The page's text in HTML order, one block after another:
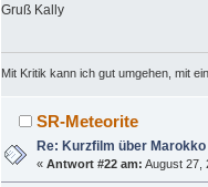
Gruß Kally
Mit Kritik kann ich gut umgehen, mit
SR-Meteorite
Re: Kurzfilm über
«Antwort #22 am: August 27,